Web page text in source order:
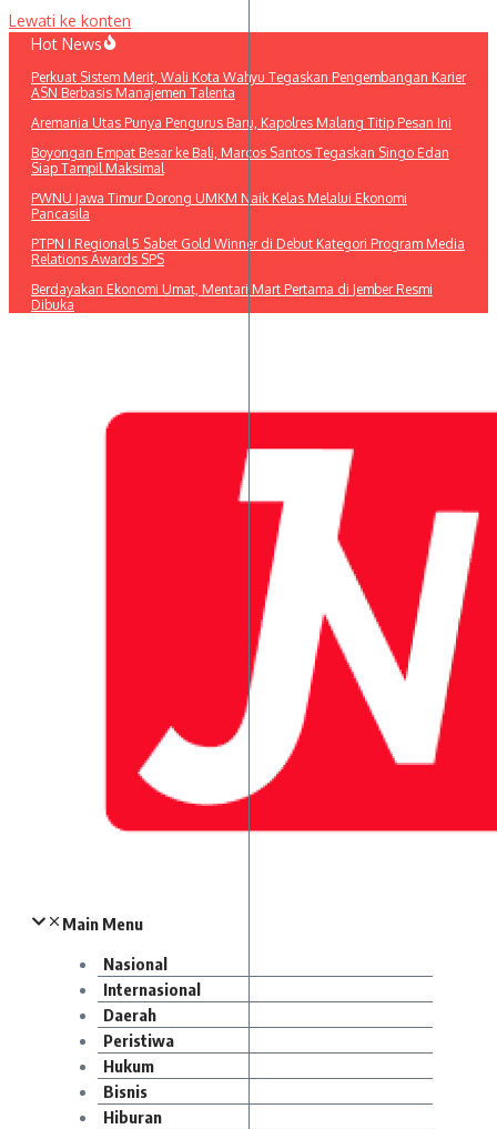
Lewati ke konten
Hot News
Perkuat Sistem Merit, Wali Kota Wahyu Tegaskan Pengembangan Karier
ASN Berbasis Manajemen Talenta
Aremania Utas Punya Pengurus Baru, Kapolres Malang Titip Pesan Ini
Boyongan Empat Besar ke Bali, Marcos Santos Tegaskan Singo Edan
Siap Tampil Maksimal
PWNU Jawa Timur Dorong UMKM Naik Kelas Melalui Ekonomi
Pancasila
PTPN I Regional 5 Sabet Gold Winner di Debut Kategori Program Media
Relations Awards SPS
Berdayakan Ekonomi Umat, Mentari Mart Pertama di Jember Resmi
Dibuka
Main Menu
Nasional
Internasional
Daerah
Peristiwa
Hukum
Bisnis
Hiburan